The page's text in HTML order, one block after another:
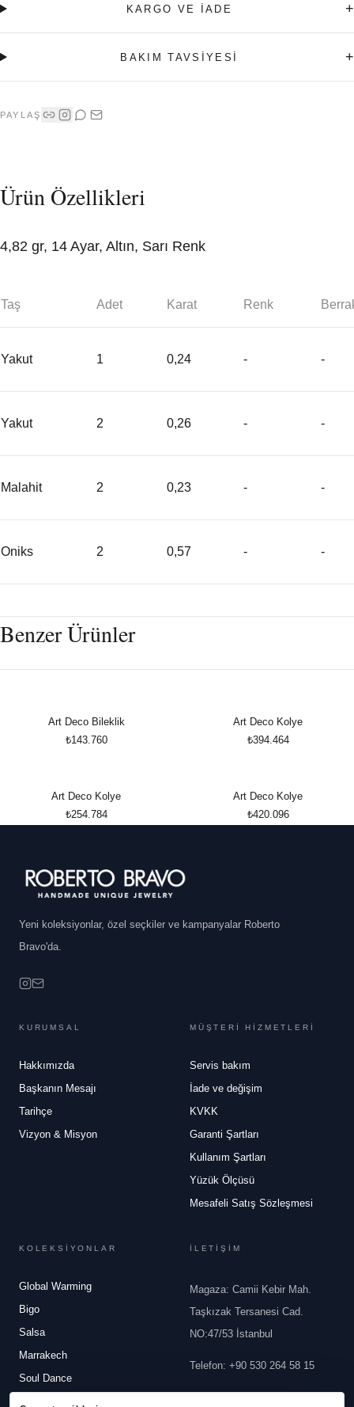
KARGO VE İADE +
BAKIM TAVSİYESİ +
PAYLAŞ
Ürün Özellikleri
4,82 gr, 14 Ayar, Altın, Sarı Renk
Taş Adet Karat Renk
Yakut 1 0,24 - -
Yakut 2 0,26 - -
Malahit 2 0,23 - -
Oniks 2 0,57 - -
Benzer Ürünler
Art Deco Bileklik
₺143.760
Art Deco Kolye
₺394.464
Art Deco Kolye
₺254.784
Art Deco Kolye
₺420.096
Yeni koleksiyonlar, özel seçkiler ve kampanyalar Roberto
Bravo'da.
KURUMSAL
Hakkımızda
Başkanın Mesajı
Tarihçe
Vizyon & Misyon
MÜŞTERİ HİZMETLERİ
Servis bakım
İade ve değişim
KVKK
Garanti Şartları
Kullanım Şartları
Yüzük Ölçüsü
Mesafeli Satış Sözleşmesi
KOLEKSİYONLAR
Global Warming
Bigo
Salsa
Marrakech
Soul Dance
İLETİŞİM
Magaza: Camii Kebir Mah.
Taşkızak Tersanesi Cad.
NO:47/53 İstanbul
Telefon: +90 530 264 58 15